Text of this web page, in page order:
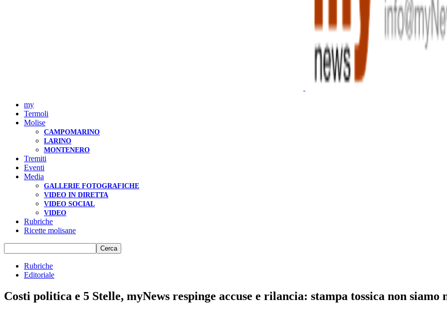
my
Termoli
Molise
CAMPOMARINO
LARINO
MONTENERO
Tremiti
Eventi
Media
GALLERIE FOTOGRAFICHE
VIDEO IN DIRETTA
VIDEO SOCIAL
VIDEO
Rubriche
Ricette molisane
Rubriche
Editoriale
Costi politica e 5 Stelle, myNews respinge accuse e rilancia: stampa tossica non siamo